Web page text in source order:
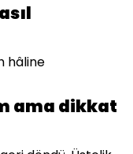
hâline
ama dikkat